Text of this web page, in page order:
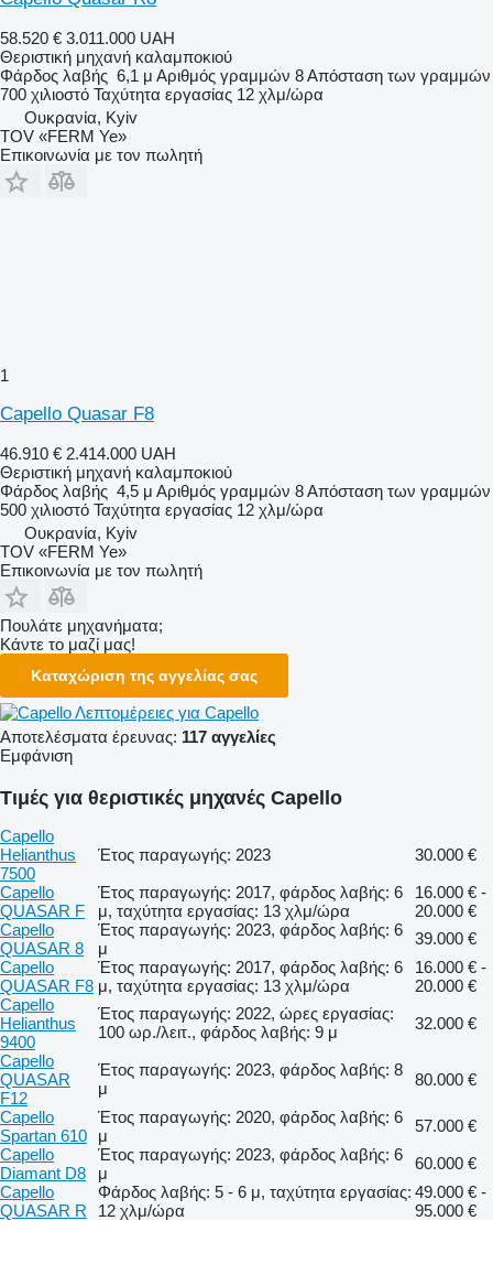
58.520 € 3.011.000 UAH
Θεριστική μηχανή καλαμποκιού
Φάρδος λαβής 6,1 μ Αριθμός γραμμών 8Απόσταση των γραμμών
700 χιλιοστό Ταχύτητα εργασίας 12 χλμ/ώρα
Ουκρανία, Kyiv
TOV «FERM Ye»
Επικοινωνία με τον πωλητή
1
Capello Quasar F8
46.910 € 2.414.000 UAH
Θεριστική μηχανή καλαμποκιού
Φάρδος λαβής 4,5 μ Αριθμός γραμμών 8Απόσταση των γραμμών
500 χιλιοστό Ταχύτητα εργασίας 12 χλμ/ώρα
Ουκρανία, Kyiv
TOV «FERM Ye»
Επικοινωνία με τον πωλητή
Πουλάτε μηχανήματα;
Κάντε το μαζί μας!
Καταχώριση της αγγελίας σας
Λεπτομέρειες για Capello
Αποτελέσματα έρευνας: 117 αγγελίες
Εμφάνιση
Τιμές για θεριστικές μηχανές Capello
Capello
Helianthus
7500
Έτος παραγωγής: 2023
30.000 €
Capello
QUASAR F
Έτος παραγωγής: 2017, φάρδος λαβής: 6
μ, ταχύτητα εργασίας: 13 χλμ/ώρα
16.000 € -
20.000 €
Capello
QUASAR 8
Έτος παραγωγής: 2023, φάρδος λαβής: 6
μ
39.000 €
Capello
QUASAR F8
Έτος παραγωγής: 2017, φάρδος λαβής: 6
μ, ταχύτητα εργασίας: 13 χλμ/ώρα
16.000 € -
20.000 €
Capello
Helianthus
9400
Έτος παραγωγής: 2022, ώρες εργασίας:
100 ωρ./λειτ., φάρδος λαβής: 9 μ
32.000 €
Capello
QUASAR
F12
Έτος παραγωγής: 2023, φάρδος λαβής: 8
μ
80.000 €
Capello
Spartan 610
Έτος παραγωγής: 2020, φάρδος λαβής: 6
μ
57.000 €
Capello
Diamant D8
Έτος παραγωγής: 2023, φάρδος λαβής: 6
μ
60.000 €
Capello
QUASAR R
Φάρδος λαβής: 5 - 6 μ, ταχύτητα εργασίας:
12 χλμ/ώρα
49.000 € -
95.000 €